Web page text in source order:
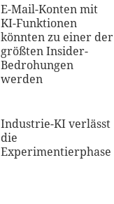
E-Mail-Konten mit
KI-Funktionen
könnten zu einer der
größten Insider-
Bedrohungen
werden
Industrie-KI verlässt
die
Experimentierphase